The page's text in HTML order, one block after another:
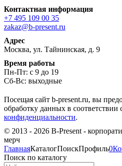
Контактная информация
+7 495 109 00 35
zakaz@b-present.ru
Адрес
Москва, ул. Тайнинская, д. 9
Время работы
Пн-Пт: с 9 до 19
Сб-Вс: выходные
Посещая сайт b-present.ru, вы
обработку данных в соответствии
конфиденциальности.
© 2013 - 2026 B-Present -
мерч
ГлавнаяКаталогПоискПрофиль0
Поиск по каталогу